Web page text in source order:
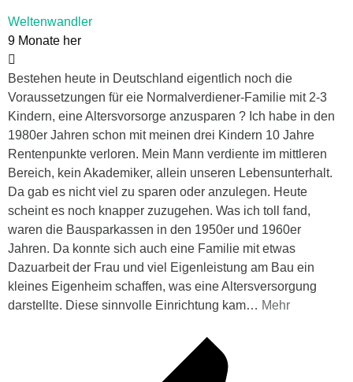
Weltenwandler
9 Monate her
Bestehen heute in Deutschland eigentlich noch die
Voraussetzungen für eie Normalverdiener-Familie mit 2-3
Kindern, eine Altersvorsorge anzusparen ? Ich habe in den
1980er Jahren schon mit meinen drei Kindern 10 Jahre
Rentenpunkte verloren. Mein Mann verdiente im mittleren
Bereich, kein Akademiker, allein unseren Lebensunterhalt.
Da gab es nicht viel zu sparen oder anzulegen. Heute
scheint es noch knapper zuzugehen. Was ich toll fand,
waren die Bausparkassen in den 1950er und 1960er
Jahren. Da konnte sich auch eine Familie mit etwas
Dazuarbeit der Frau und viel Eigenleistung am Bau ein
kleines Eigenheim schaffen, was eine Altersversorgung
darstellte. Diese sinnvolle Einrichtung kam… Mehr